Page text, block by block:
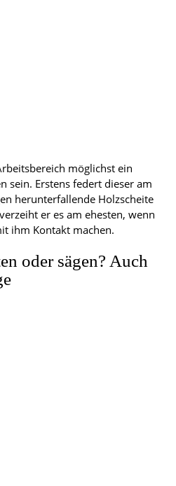
möglichst ein
sein. Erstens federt dieser am
herunterfallende Holzscheite
er es am ehesten, wenn
ihm Kontakt machen.
oder sägen? Auch